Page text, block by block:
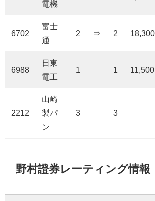
電機
6702
富士
通
2 ⇒ 2 18,300
6988
日東
電工
1 1 11,500
2212
山崎
製パ
ン
3 3
野村證券レーティング情報